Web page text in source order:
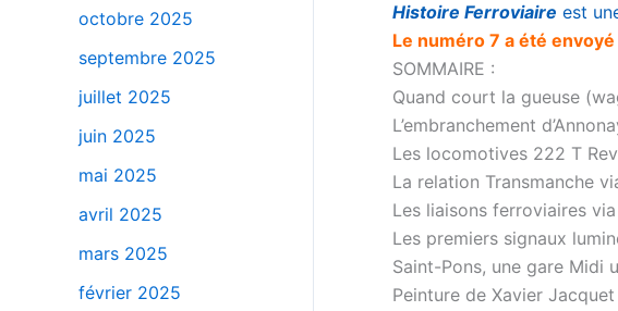
octobre 2025
septembre 2025
juillet 2025
juin 2025
mai 2025
avril 2025
mars 2025
février 2025
Histoire Ferroviaire est
Le numéro 7 a été
SOMMAIRE :
Quand court la gueuse
L’embranchement
Les locomotives 222 T
La relation Transmanche
Les liaisons ferroviaires
Les premiers signaux
Saint-Pons, une gare Midi
Peinture de Xavier